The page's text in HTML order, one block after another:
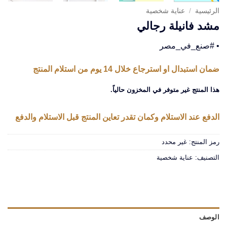
الرئيسية / عناية شخصية
مشد فانيلة رجالي
• #صنع_في_مصر
ضمان استبدال او استرجاع خلال 14 يوم من استلام المنتج
هذا المنتج غير متوفر في المخزون حالياً.
الدفع عند الاستلام وكمان تقدر تعاين المنتج قبل الاستلام والدفع
رمز المنتج: غير محدد
التصنيف: عناية شخصية
الوصف